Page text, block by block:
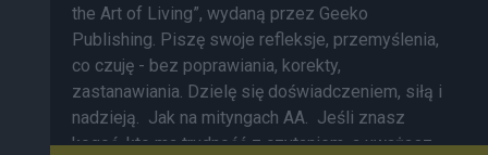
the Art of Living”, wydaną przez Geeko
Publishing. Piszę swoje refleksje, przemyślenia,
co czuję - bez poprawiania, korekty,
zastanawiania. Dzielę się doświadczeniem, siłą i
nadzieją. Jak na mityngach AA. Jeśli znasz
kogoś, kto ma trudność z czytaniem, a uważasz,